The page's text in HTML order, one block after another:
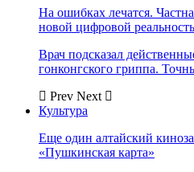
На ошибках лечатся.
новой цифровой
Врач подсказал
гонконгского гриппа.
Prev Next
Культура
Еще один алтайский
«Пушкинская карта»